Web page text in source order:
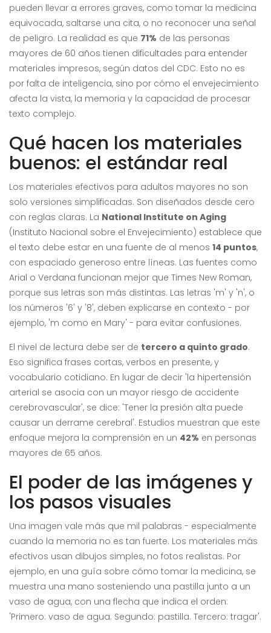
pueden llevar a errores graves, como tomar la medicina
equivocada, saltarse una cita, o no reconocer una señal
de peligro. La realidad es que 71% de las personas
mayores de 60 años tienen dificultades para entender
materiales impresos, según datos del CDC. Esto no es
por falta de inteligencia, sino por cómo el envejecimiento
afecta la vista, la memoria y la capacidad de procesar
texto complejo.
Qué hacen los materiales
buenos: el estándar real
Los materiales efectivos para adultos mayores no son
solo versiones simplificadas. Son diseñados desde cero
con reglas claras. La National Institute on Aging
(Instituto Nacional sobre el Envejecimiento) establece que
el texto debe estar en una fuente de al menos 14 puntos,
con espaciado generoso entre líneas. Las fuentes como
Arial o Verdana funcionan mejor que Times New Roman,
porque sus letras son más distintas. Las letras 'm' y 'n', o
los números '6' y '8', deben explicarse en contexto - por
ejemplo, 'm como en Mary' - para evitar confusiones.
El nivel de lectura debe ser de tercero a quinto grado.
Eso significa frases cortas, verbos en presente, y
vocabulario cotidiano. En lugar de decir 'la hipertensión
arterial se asocia con un mayor riesgo de accidente
cerebrovascular', se dice: 'Tener la presión alta puede
causar un derrame cerebral'. Estudios muestran que este
enfoque mejora la comprensión en un 42% en personas
mayores de 65 años.
El poder de las imágenes y
los pasos visuales
Una imagen vale más que mil palabras - especialmente
cuando la memoria no es tan fuerte. Los materiales más
efectivos usan dibujos simples, no fotos realistas. Por
ejemplo, en una guía sobre cómo tomar la medicina, se
muestra una mano sosteniendo una pastilla junto a un
vaso de agua, con una flecha que indica el orden:
'Primero: vaso de agua. Segundo: pastilla. Tercero: tragar'.